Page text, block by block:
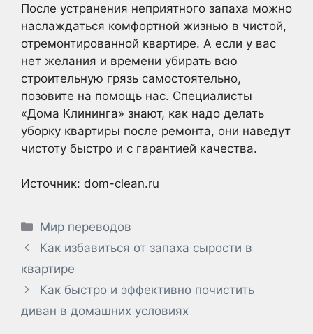
После устранения неприятного запаха можно
наслаждаться комфортной жизнью в чистой,
отремонтированной квартире. А если у вас
нет желания и времени убирать всю
строительную грязь самостоятельно,
позовите на помощь нас. Специалисты
«Дома Клининга» знают, как надо делать
уборку квартиры после ремонта, они наведут
чистоту быстро и с гарантией качества.
Источник: dom-clean.ru
Рубрики
Мир переводов
Как избавиться от запаха сырости в
квартире
Как быстро и эффективно почистить
диван в домашних условиях